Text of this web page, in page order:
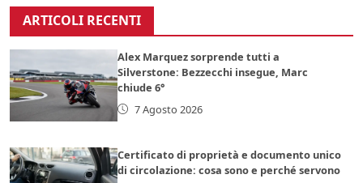
ARTICOLI RECENTI
Alex Marquez sorprende tutti a
Silverstone: Bezzecchi insegue, Marc
chiude 6°
7 Agosto 2026
Certificato di proprietà e documento unico
di circolazione: cosa sono e perché servono